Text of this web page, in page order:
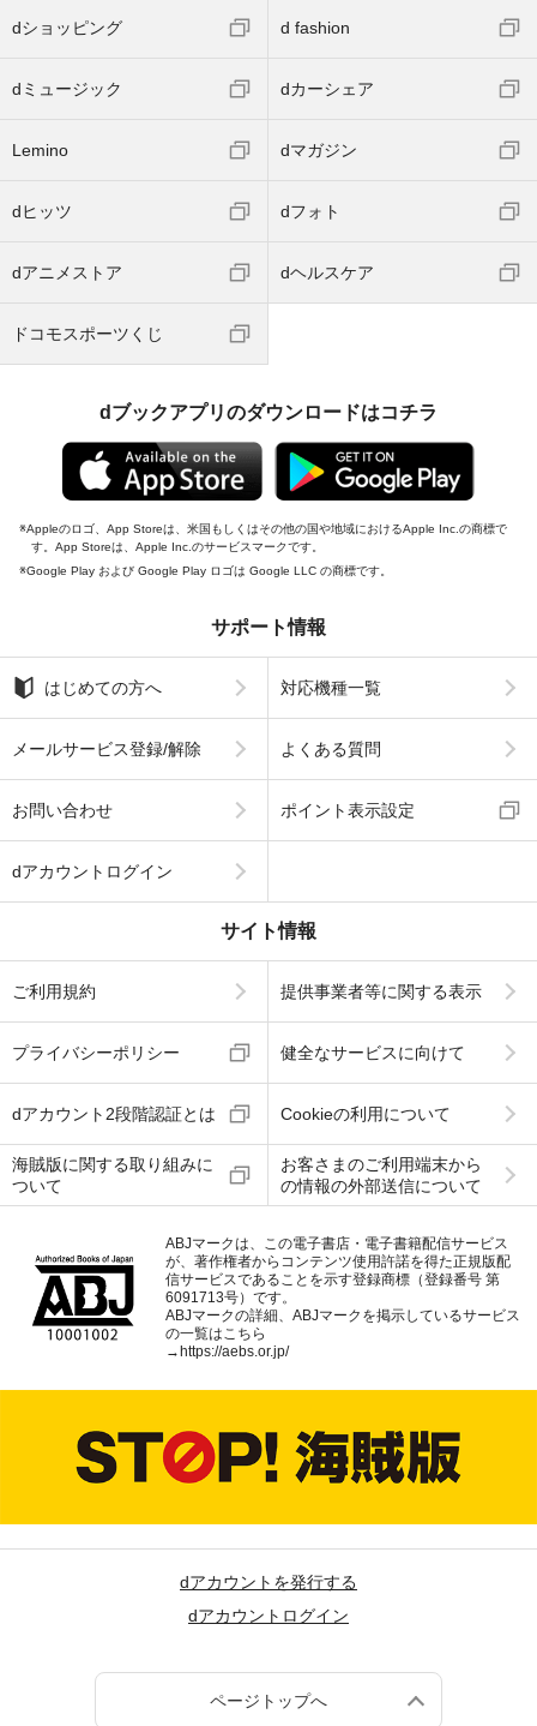
dショッピング d fashion
dミュージック dカーシェア
Lemino dマガジン
dヒッツ dフォト
dアニメストア dヘルスケア
ドコモスポーツくじ
dブックアプリのダウンロードはコチラ
Appleのロゴ、App Storeは、米国もしくはその他の国や地域におけるApple Inc.の商標で
す。App Storeは、Apple Inc.のサービスマークです。
Google Play および Google Play ロゴは Google LLC の商標です。
サポート情報
はじめての方へ 対応機種一覧
メールサービス登録/解除 よくある質問
お問い合わせ ポイント表示設定
dアカウントログイン
サイト情報
ご利用規約 提供事業者等に関する表示
プライバシーポリシー 健全なサービスに向けて
dアカウント2段階認証とは Cookieの利用について
海賊版に関する取り組みに
ついて
お客さまのご利用端末から
の情報の外部送信について
ABJマークは、この電子書店・電子書籍配信サービス
が、著作権者からコンテンツ使用許諾を得た正規版配
信サービスであることを示す登録商標（登録番号 第
6091713号）です。
ABJマークの詳細、ABJマークを掲示しているサービス
の一覧はこちら
→ https://aebs.or.jp/
dアカウントを発行する
dアカウントログイン
ページトップへ